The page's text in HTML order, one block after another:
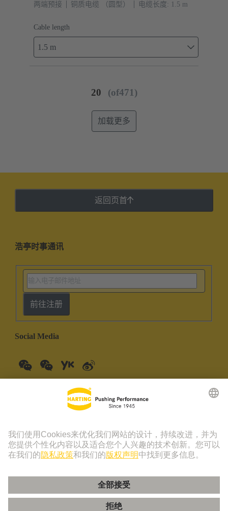
两端预接 铜质电缆 （圆型） 电缆长度: 1.5 m
Cable length
1.5 m
20 (of471)
加载更多
返回页首
浩亭时事通讯
前往注册
Social Media
© 浩亭技术集团 | 浩亭 (珠海) 制造有限公司 珠海市创新四路19
3510室 联系电话：+86 21 3418 9758， +86 400 176 1166
版本说明隐私政策Cookie 政策Cookie 设置隐私政策 - 友盟+